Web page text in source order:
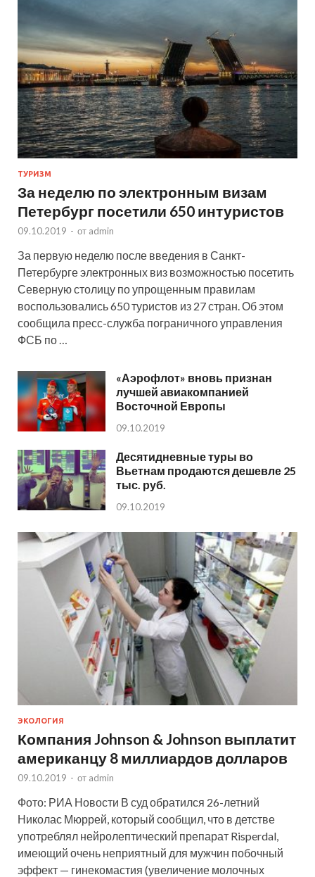
ТУРИЗМ
За неделю по электронным визам
Петербург посетили 650 интуристов
09.10.2019 - от admin
За первую неделю после введения в Санкт-
Петербурге электронных виз возможностью посетить
Северную столицу по упрощенным правилам
воспользовались 650 туристов из 27 стран. Об этом
сообщила пресс-служба пограничного управления
ФСБ по …
«Аэрофлот» вновь признан
лучшей авиакомпанией
Восточной Европы
09.10.2019
Десятидневные туры во
Вьетнам продаются дешевле 25
тыс. руб.
09.10.2019
ЭКОЛОГИЯ
Компания Johnson & Johnson выплатит
американцу 8 миллиардов долларов
09.10.2019 - от admin
Фото: РИА Новости В суд обратился 26-летний
Николас Мюррей, который сообщил, что в детстве
употреблял нейролептический препарат Risperdal,
имеющий очень неприятный для мужчин побочный
эффект — гинекомастия (увеличение молочных